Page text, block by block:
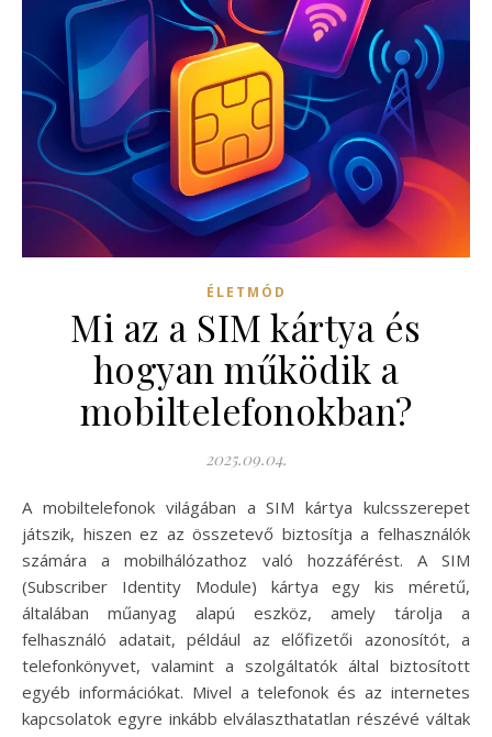
ÉLETMÓD
Mi az a SIM kártya és
hogyan működik a
mobiltelefonokban?
2025.09.04.
A mobiltelefonok világában a SIM kártya kulcsszerepet
játszik, hiszen ez az összetevő biztosítja a felhasználók
számára a mobilhálózathoz való hozzáférést. A SIM
(Subscriber Identity Module) kártya egy kis méretű,
általában műanyag alapú eszköz, amely tárolja a
felhasználó adatait, például az előfizetői azonosítót, a
telefonkönyvet, valamint a szolgáltatók által biztosított
egyéb információkat. Mivel a telefonok és az internetes
kapcsolatok egyre inkább elválaszthatatlan részévé váltak